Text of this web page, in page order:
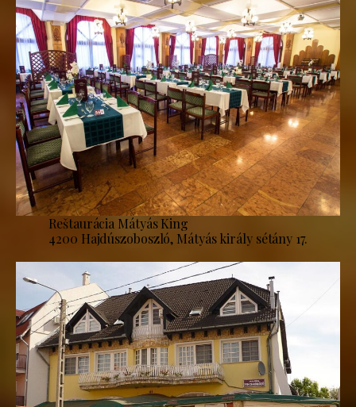
Reštaurácia Mátyás King
4200 Hajdúszoboszló, Mátyás király sétány 17.